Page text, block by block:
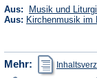
Aus: Musik und
Aus: Kirchenmusik im
Mehr: